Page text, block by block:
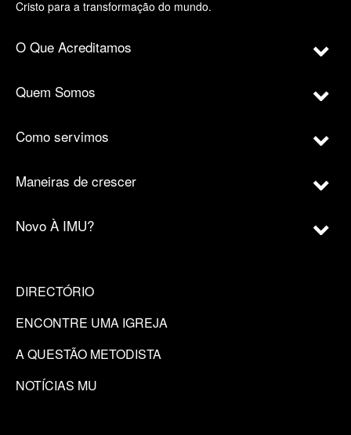
Cristo para a transformação do mundo.
O Que Acreditamos
Quem Somos
Como servimos
Maneiras de crescer
Novo À IMU?
DIRECTÓRIO
ENCONTRE UMA IGREJA
A QUESTÃO METODISTA
NOTÍCIAS MU